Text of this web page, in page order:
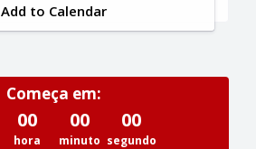
Add to Calendar
Começa em:
00
hora
00
minuto
00
segundo